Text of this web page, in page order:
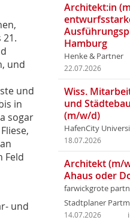
und
und
in
sogar
Feld
und
Architekt:in
Hamburg
Henke & Partner
22.07.2026
Wiss.
und
(m/w/d)
HafenCity
18.07.2026
Architekt (m/
Ahaus oder
farwickgrote
Stadtplaner
14.07.2026